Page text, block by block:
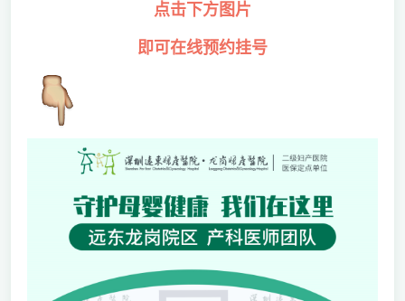
点击下方图片
即可在线预约挂号